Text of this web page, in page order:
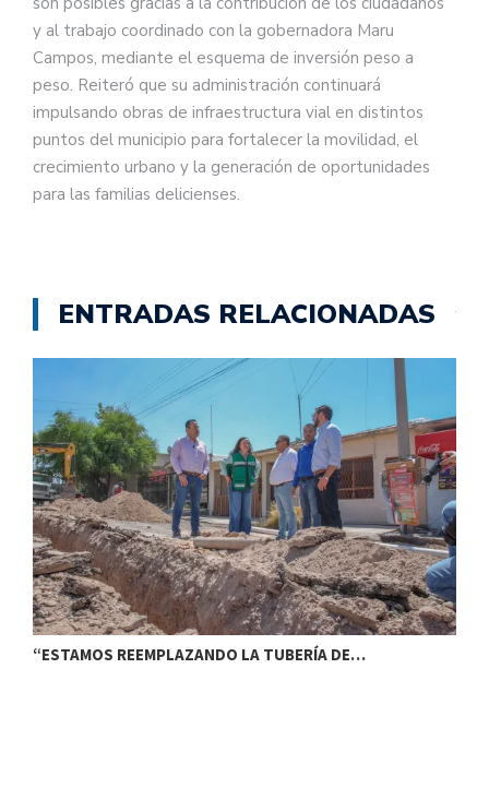
y al trabajo coordinado con la gobernadora Maru
Campos, mediante el esquema de inversión peso a
peso. Reiteró que su administración continuará
impulsando obras de infraestructura vial en distintos
puntos del municipio para fortalecer la movilidad, el
crecimiento urbano y la generación de oportunidades
para las familias delicienses.
ENTRADAS RELACIONADAS
“ESTAMOS REEMPLAZANDO LA TUBERÍA DE…